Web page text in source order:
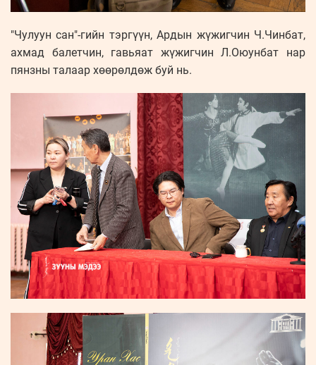
"Чулуун сан"-гийн тэргүүн, Ардын жүжигчин Ч.Чинбат,
ахмад балетчин, гавьяат жүжигчин Л.Оюунбат нар
пянзны талаар хөөрөлдөж буй нь.